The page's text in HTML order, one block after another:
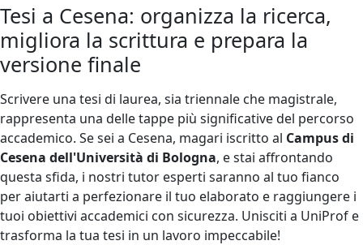
Tesi a Cesena: organizza la ricerca,
migliora la scrittura e prepara la
versione finale
Scrivere una tesi di laurea, sia triennale che magistrale,
rappresenta una delle tappe più significative del percorso
accademico. Se sei a Cesena, magari iscritto al Campus di
Cesena dell'Università di Bologna, e stai affrontando
questa sfida, i nostri tutor esperti saranno al tuo fianco
per aiutarti a perfezionare il tuo elaborato e raggiungere i
tuoi obiettivi accademici con sicurezza. Unisciti a UniProf e
trasforma la tua tesi in un lavoro impeccabile!